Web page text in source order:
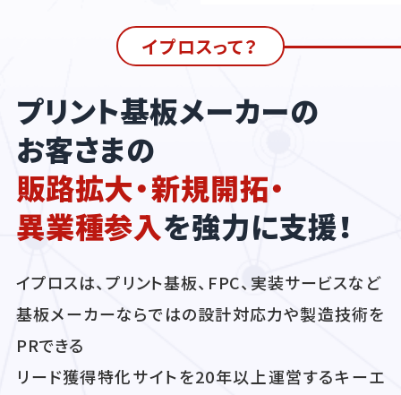
イプロスって？
プリント基板メーカーの
お客さまの
販路拡大・新規開拓・
異業種参入を強力に支援！
イプロスは、プリント基板、FPC、実装サービスなど
基板メーカーならではの設計対応力や製造技術を
PRできる
リード獲得特化サイトを20年以上運営するキーエ